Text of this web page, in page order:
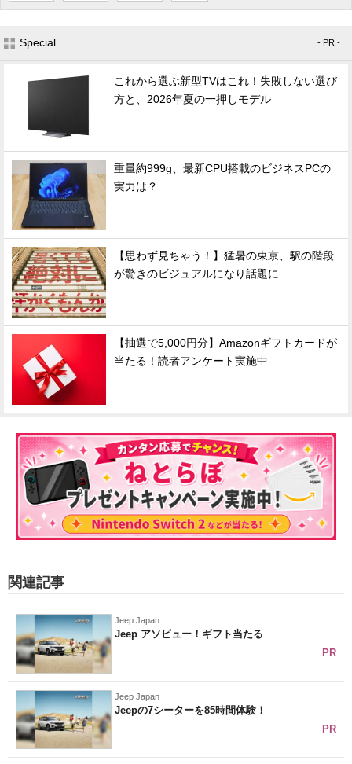
Special - PR -
これから選ぶ新型TVはこれ！失敗しない選び
方と、2026年夏の一押しモデル
重量約999g、最新CPU搭載のビジネスPCの
実力は？
【思わず見ちゃう！】猛暑の東京、駅の階段
が驚きのビジュアルになり話題に
【抽選で5,000円分】Amazonギフトカードが
当たる！読者アンケート実施中
関連記事
Jeep Japan
Jeep アソビュー！ギフト当たる
PR
Jeep Japan
Jeepの7シーターを85時間体験！
PR